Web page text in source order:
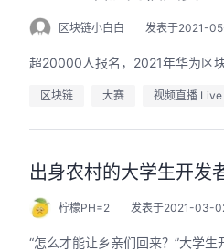
区块链小白白 发表于2021-
超20000人报名，2021年华为区
区块链 大赛 视频直播 Live
出身农村的大学生开发
柠檬PH=2 发表于2021-03-
“怎么才能让乡亲们回来？”大学